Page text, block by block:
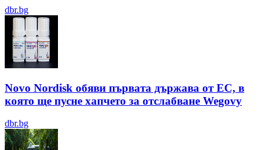
dbr.bg
Novo Nordisk обяви първата държава от ЕС, в
която ще пусне хапчето за отслабване Wegovy
dbr.bg